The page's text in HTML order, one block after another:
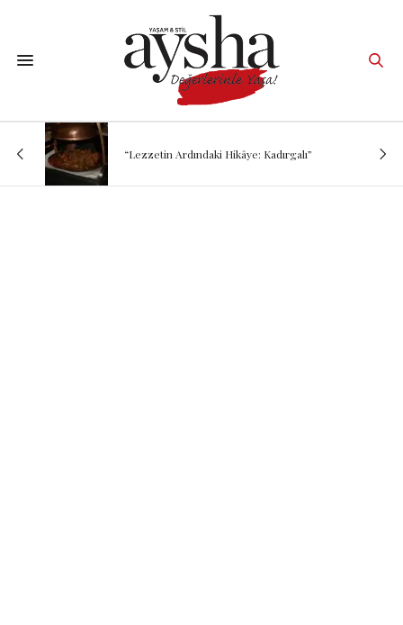
“Lezzetin Ardındaki Hikâye: Kadırgalı”